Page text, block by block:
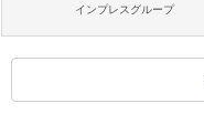
インプレスグループ